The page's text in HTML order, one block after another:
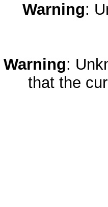
Warning:
Warning:
that the